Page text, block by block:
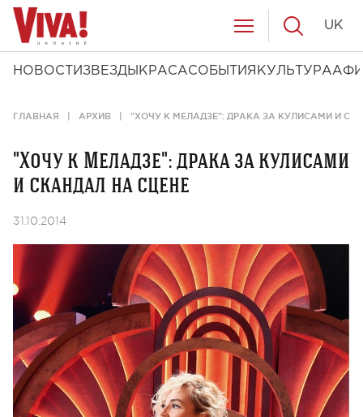
НОВОСТИ ЗВЕЗДЫ КРАСАСОБЫТИЯ КУЛЬТУРА
UK
ГЛАВНАЯ АРХИВ "ХОЧУ К МЕЛАДЗЕ": ДРАКА ЗА КУЛИСАМИ И
"Хочу к Меладзе": драка за кулисами
и скандал на сцене
31.10.2014